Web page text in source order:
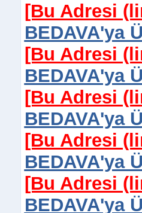
[Bu Adresi
BEDAVA'ya
[Bu Adresi
BEDAVA'ya
[Bu Adresi
BEDAVA'ya
[Bu Adresi
BEDAVA'ya
[Bu Adresi
BEDAVA'ya